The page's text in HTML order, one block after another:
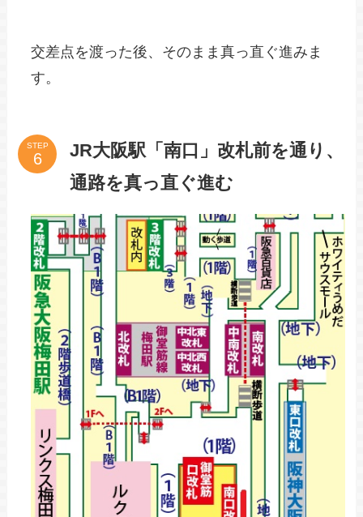
交差点を渡った後、そのまま真っ直ぐ進みま
す。
STEP
JR大阪駅「南口」改札前を通り、
通路を真っ直ぐ進む